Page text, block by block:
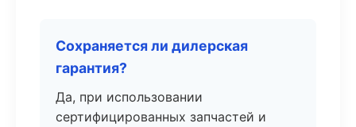
Сохраняется ли дилерская
гарантия?
Да, при использовании
сертифицированных запчастей и